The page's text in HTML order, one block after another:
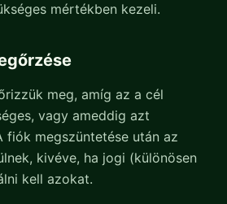
mértékben kezeli.
meg, amíg az a cél
vagy ameddig azt
fiók megszüntetése után az
kivéve, ha jogi (különösen
kell azokat.